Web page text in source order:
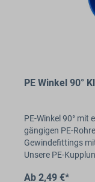
PE Winkel 90°
PE-Winkel 90° mit
gängigen PE-
Gewindefittings
Unsere PE-
Ab 2,49 €*